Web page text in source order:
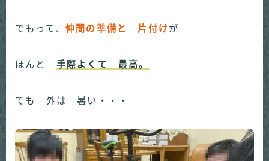
でもって、 仲間の準備と 片付けが
ほんと 手際よくて 最高。
でも 外は 暑い・・・